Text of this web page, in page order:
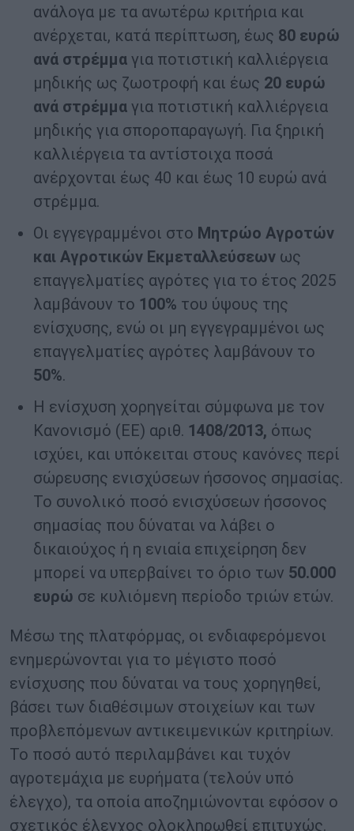
ανάλογα με τα ανωτέρω κριτήρια και
ανέρχεται, κατά περίπτωση, έως 80 ευρώ
ανά στρέμμα για ποτιστική καλλιέργεια
μηδικής ως ζωοτροφή και έως 20 ευρώ
ανά στρέμμα για ποτιστική καλλιέργεια
μηδικής για σποροπαραγωγή. Για ξηρική
καλλιέργεια τα αντίστοιχα ποσά
ανέρχονται έως 40 και έως 10 ευρώ ανά
στρέμμα.
Οι εγγεγραμμένοι στο Μητρώο Αγροτών
και Αγροτικών Εκμεταλλεύσεων ως
επαγγελματίες αγρότες για το έτος 2025
λαμβάνουν το 100% του ύψους της
ενίσχυσης, ενώ οι μη εγγεγραμμένοι ως
επαγγελματίες αγρότες λαμβάνουν το
50%.
Η ενίσχυση χορηγείται σύμφωνα με τον
Κανονισμό (ΕΕ) αριθ. 1408/2013, όπως
ισχύει, και υπόκειται στους κανόνες περί
σώρευσης ενισχύσεων ήσσονος σημασίας.
Το συνολικό ποσό ενισχύσεων ήσσονος
σημασίας που δύναται να λάβει ο
δικαιούχος ή η ενιαία επιχείρηση δεν
μπορεί να υπερβαίνει το όριο των 50.000
ευρώ σε κυλιόμενη περίοδο τριών ετών.
Μέσω της πλατφόρμας, οι ενδιαφερόμενοι
ενημερώνονται για το μέγιστο ποσό
ενίσχυσης που δύναται να τους χορηγηθεί,
βάσει των διαθέσιμων στοιχείων και των
προβλεπόμενων αντικειμενικών κριτηρίων.
Το ποσό αυτό περιλαμβάνει και τυχόν
αγροτεμάχια με ευρήματα (τελούν υπό
έλεγχο), τα οποία αποζημιώνονται εφόσον ο
σχετικός έλεγχος ολοκληρωθεί επιτυχώς.